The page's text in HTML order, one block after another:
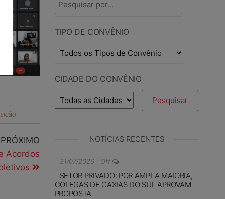
PRÓXIMO
Acordos
TIPO DE CONVÊNIO
CIDADE DO CONVÊNIO
NOTÍCIAS RECENTES
31/07/2026 Off
SETOR PRIVADO: POR AMPLA MAIORIA,
COLEGAS DE CAXIAS DO SUL APROVAM
PROPOSTA